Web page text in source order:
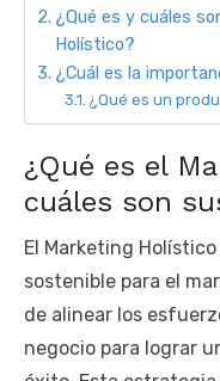
¿Qué es y cuáles
Holístico?
¿Cuál es la
¿Qué es un
¿Qué es el
cuáles son
El Marketing
sostenible para el
de alinear los
negocio para lograr